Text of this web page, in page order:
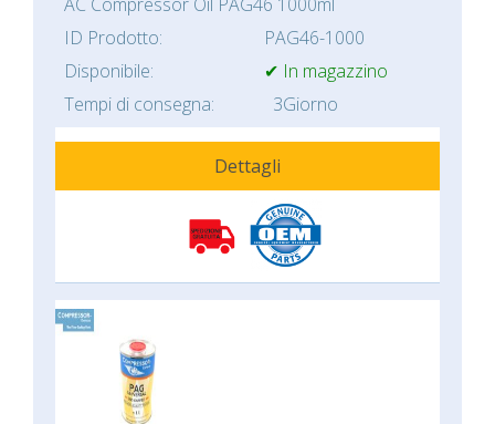
ID Prodotto:
PAG46-1000
Disponibile:
✔ In magazzino
Tempi di consegna:
3Giorno
Dettagli